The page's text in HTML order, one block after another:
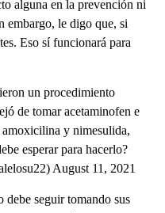
alguna en la prevención ni
embargo, le digo que, si
Eso sí funcionará para
un procedimiento
de tomar acetaminofen e
y nimesulida,
esperar para hacerlo?
August 11, 2021
seguir tomando sus